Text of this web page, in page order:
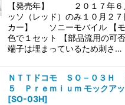
【発売年】 ２０１７年６
ッソ（レッド）のみ１０月２
カー】 ソニーモバイル 【
色で１セット 【部品流用の
端子は埋まっているため刺さ…
ＮＴＴドコモ ＳＯ－０３Ｈ
５ Ｐｒｅｍｉｕｍ モックア
[SO-03H]